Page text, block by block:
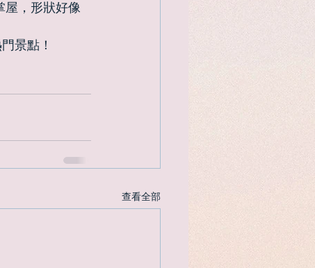
景點！
查看全部